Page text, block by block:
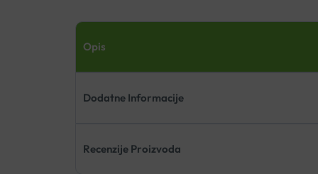
Opis
Dodatne Informacije
Recenzije Proizvoda